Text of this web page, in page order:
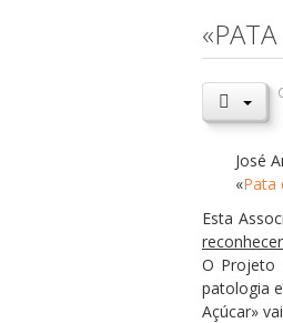
José
«Pata
Esta
O Projeto
patologia
Açúcar»